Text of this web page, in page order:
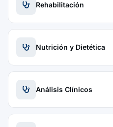
Rehabilitación
Nutrición y Dietética
Análisis Clínicos